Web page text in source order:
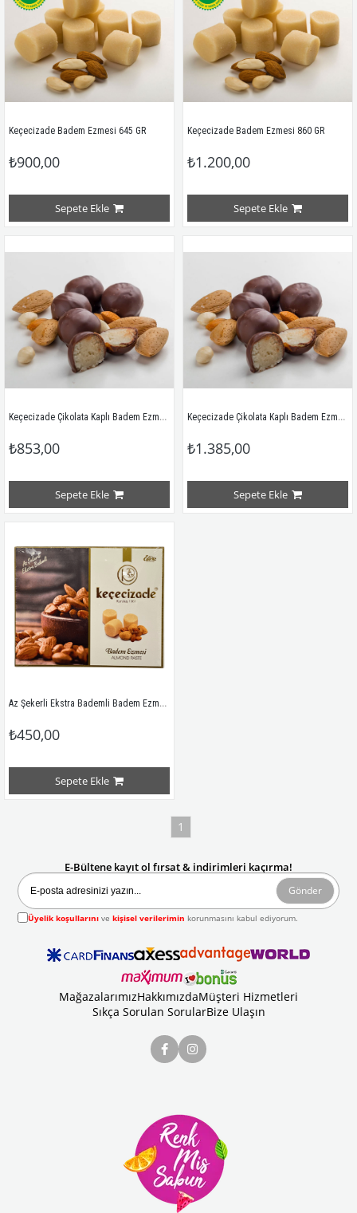
Keçecizade Badem Ezmesi 645 GR
₺900,00
Sepete Ekle
Keçecizade Badem Ezmesi 860 GR
₺1.200,00
Sepete Ekle
Keçecizade Çikolata Kaplı Badem Ezmesi 375GR
₺853,00
Sepete Ekle
Keçecizade Çikolata Kaplı Badem Ezmesi 610 GR
₺1.385,00
Sepete Ekle
Az Şekerli Ekstra Bademli Badem Ezmesi 250 GR
₺450,00
Sepete Ekle
1
E-Bültene kayıt ol fırsat & indirimleri kaçırma!
Gönder
Üyelik koşullarını vekişisel verilerimin korunmasını kabul ediyorum.
MağazalarımızHakkımızdaMüşteri Hizmetleri
Sıkça Sorulan SorularBize Ulaşın